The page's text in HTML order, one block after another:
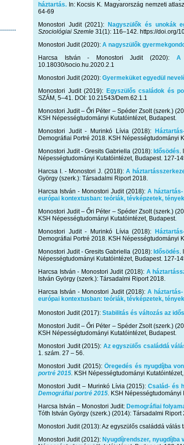
háztartás. In: Kocsis K. Magyarország nemzeti
64-69
Monostori Judit (2021):
Nagyszülők és unokák
Szociológiai Szemle 31(1): 116–142. https://doi.org/
Monostori Judit (2020): A nagyszülők
Harcsa István - Monostori Judit (2020): A
10.18030/socio.hu.2020.2.1
Monostori Judit (2020): Gyermeküket egyedül
Monostori Judit (2019): Egyszülős családok és
SZÁM, 5–41. DOI: 10.21543/Dem.62.1.1
Monostori Judit – Őri Péter – Spéder Zsolt (szerk.)
KSH Népességtudományi Kutatóintézet, Budapest.
Monostori Judit - Murinkó Lívia (2018):
Demográfiai Portré 2018. KSH Népességtudományi
Monostori Judit - Gresits Gabriella (2018): Idősödés.
Népességtudományi Kutatóintézet, Budapest. 127-
Harcsa I. - Monostori J. (2018): A
György (szerk.): Társadalmi Riport 2018.
Harcsa István - Monostori Judit (2018): A
európai kontextusban: teóriák, tévképzetek,
Monostori Judit – Őri Péter – Spéder Zsolt (szerk.)
KSH Népességtudományi Kutatóintézet, Budapest.
Monostori Judit - Murinkó Lívia (2018):
Demográfiai Portré 2018. KSH Népességtudományi
Monostori Judit - Gresits Gabriella (2018): Idősödés.
Népességtudományi Kutatóintézet, Budapest. 127-
Harcsa István - Monostori Judit (2018): A
István György (szerk.): Társadalmi Riport 2018.
Harcsa István - Monostori Judit (2018): A
európai kontextusban: teóriák, tévképzetek,
Monostori Judit (2017): Stabilitás és változás az
Monostori Judit – Őri Péter – Spéder Zsolt (szerk.)
KSH Népességtudományi Kutatóintézet, Budapest.
Monostori Judit (2015): Az egyszülős családdá
1. szám. 27 – 56.
Monostori Judit (2015):Öregedés és nyugdíjba
portré 2015. KSH Népességtudományi
Monostori Judit – Murinkó Lívia (2015):Család- és
Demográfiai portré 2015. KSH
Harcsa István – Monostori Judit: Demográfiai
Tóth István György (szerk.) (2014): Társadalmi
Monostori Judit (2013): Az egyszülős családdá
Monostori Judit (2012): Nyugdíjrendszer, nyugdíjba